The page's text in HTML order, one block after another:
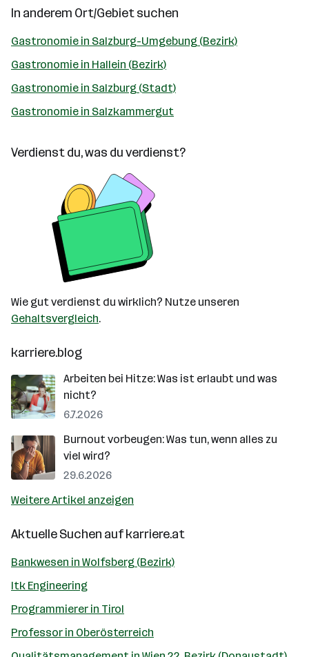
In anderem Ort/Gebiet suchen
Gastronomie in Salzburg-Umgebung (Bezirk)
Gastronomie in Hallein (Bezirk)
Gastronomie in Salzburg (Stadt)
Gastronomie in Salzkammergut
Verdienst du, was du verdienst?
Wie gut verdienst du wirklich? Nutze unseren
Gehaltsvergleich.
karriere.blog
Arbeiten bei Hitze: Was ist erlaubt und was
nicht?
6.7.2026
Burnout vorbeugen: Was tun, wenn alles zu
viel wird?
29.6.2026
Weitere Artikel anzeigen
Aktuelle Suchen aufkarriere.at
Bankwesen in Wolfsberg (Bezirk)
Itk Engineering
Programmierer in Tirol
Professor in Oberösterreich